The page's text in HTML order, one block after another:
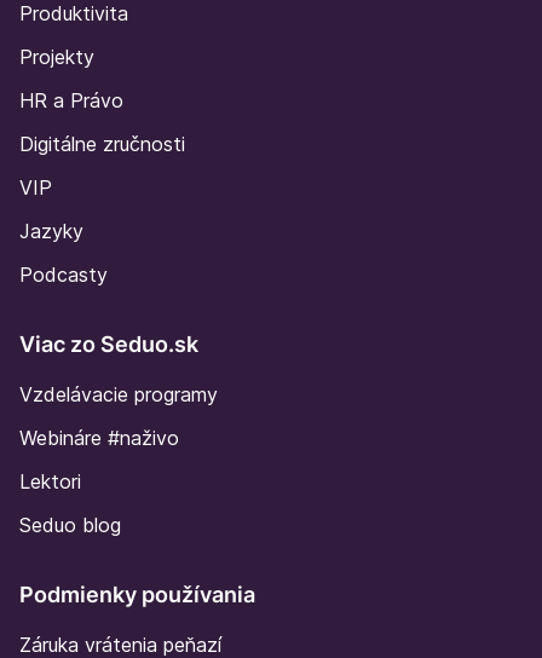
Produktivita
Projekty
HR a Právo
Digitálne zručnosti
VIP
Jazyky
Podcasty
Viac zo Seduo.sk
Vzdelávacie programy
Webináre #naživo
Lektori
Seduo blog
Podmienky používania
Záruka vrátenia peňazí